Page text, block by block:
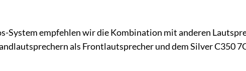
System empfehlen wir die Kombination mit anderen
als Frontlautsprecher und dem Silver C350